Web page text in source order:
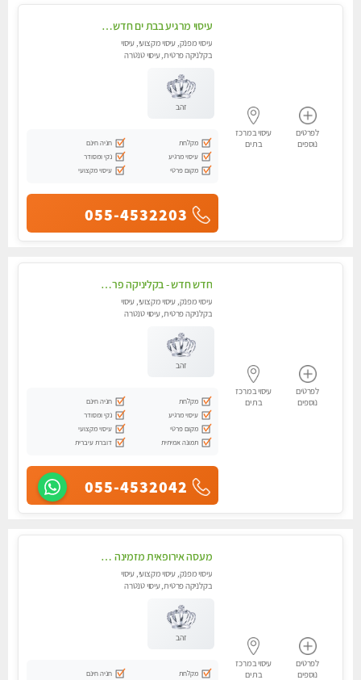
לפרטים
נוספים
עיסוי במרכז
בת ים
עיסוי מרגיע בבת ים חדש חדש!!
עיסוי מפנק, עיסוי מקצועי, עיסוי
בקלניקה פרטית, עיסוי טנטרה
זהב
מקלחת
חניה חינם
עיסוי מרגיע
נקי ומסודר
מקום פרטי
עיסוי מקצועי
055-4532203
לפרטים
נוספים
עיסוי במרכז
בת ים
חדש חדש - בקליניקה פרטית באזור עיסוי לחידוש אנרגיות עיסוי חלומי מומלץ מאוד-ללא מין! highly recommended new in the city
עיסוי מפנק, עיסוי מקצועי, עיסוי
בקלניקה פרטית, עיסוי טנטרה
זהב
מקלחת
חניה חינם
עיסוי מרגיע
נקי ומסודר
מקום פרטי
עיסוי מקצועי
תמונה אמיתית
דוברת עיברית
055-4532042
לפרטים
נוספים
עיסוי במרכז
בת ים
מעסה אירופאית מזמינה אותך לעיסוי מקצועי מרגיע חדש חדש!!
עיסוי מפנק, עיסוי מקצועי, עיסוי
בקלניקה פרטית, עיסוי טנטרה
זהב
מקלחת
חניה חינם